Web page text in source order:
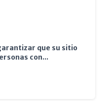
que su sitio
con...